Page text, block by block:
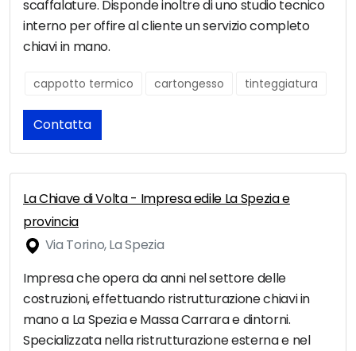
scaffalature. Disponde inoltre di uno studio tecnico
interno per offire al cliente un servizio completo
chiavi in mano.
cappotto termico cartongesso tinteggiatura
Contatta
La Chiave di Volta - Impresa edile La Spezia e
provincia
Via Torino, La Spezia
Impresa che opera da anni nel settore delle
costruzioni, effettuando ristrutturazione chiavi in
mano a La Spezia e Massa Carrara e dintorni.
Specializzata nella ristrutturazione esterna e nel